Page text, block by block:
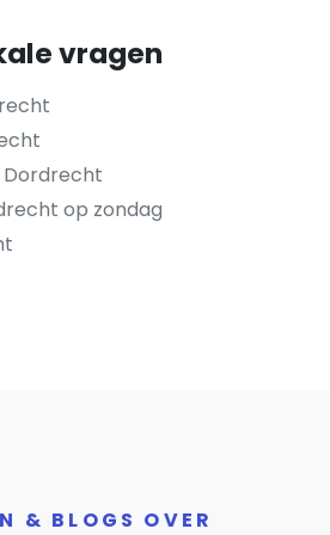
vragen
Dordrecht
op zondag
& BLOGS OVER